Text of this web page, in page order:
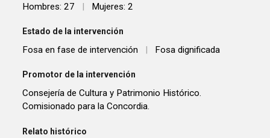
Hombres: 27 | Mujeres: 2
Estado de la intervención
Fosa en fase de intervención | Fosa dignificada
Promotor de la intervención
Consejería de Cultura y Patrimonio Histórico.
Comisionado para la Concordia.
Relato histórico